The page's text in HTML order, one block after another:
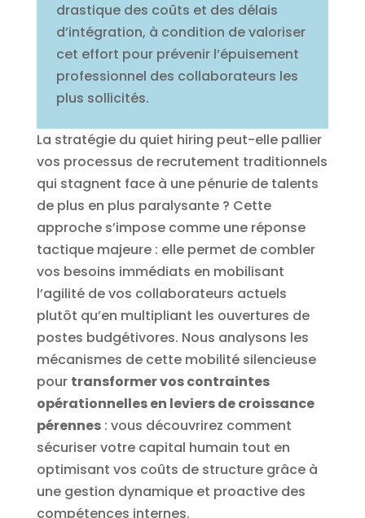
drastique des coûts et des délais
d’intégration, à condition de valoriser
cet effort pour prévenir l’épuisement
professionnel des collaborateurs les
plus sollicités.
La stratégie du quiet hiring peut-elle pallier
vos processus de recrutement traditionnels
qui stagnent face à une pénurie de talents
de plus en plus paralysante ? Cette
approche s’impose comme une réponse
tactique majeure : elle permet de combler
vos besoins immédiats en mobilisant
l’agilité de vos collaborateurs actuels
plutôt qu’en multipliant les ouvertures de
postes budgétivores. Nous analysons les
mécanismes de cette mobilité silencieuse
pour transformer vos contraintes
opérationnelles en leviers de croissance
pérennes: vous découvrirez comment
sécuriser votre capital humain tout en
optimisant vos coûts de structure grâce à
une gestion dynamique et proactive des
compétences internes.